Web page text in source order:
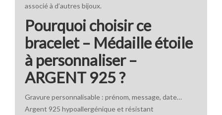
associé à d’autres bijoux.
Pourquoi choisir ce
bracelet – Médaille étoile
à personnaliser –
ARGENT 925 ?
Gravure personnalisable : prénom, message, date…
Argent 925 hypoallergénique et résistant